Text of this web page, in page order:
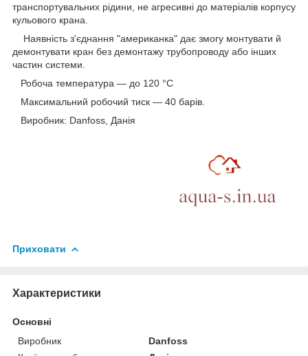
транспортувальних рідини, не агресивні до матеріалів корпусу
кульового крана.
Наявність з'єднання "американка" дає змогу монтувати й
демонтувати кран без демонтажу трубопроводу або інших
частин системи.
Робоча температура — до 120 °C
Максимальний робочий тиск — 40 барів.
Виробник: Danfoss, Данія
Приховати
Характеристики
Основні
Виробник
Danfoss